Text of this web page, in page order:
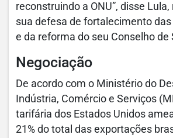
reconstruindo a ONU”, disse
sua defesa de fortalecimento
e da reforma do seu Conselho de
Negociação
De acordo com o Ministério do
Indústria, Comércio e Serviços
tarifária dos Estados Unidos
21% do total das exportações